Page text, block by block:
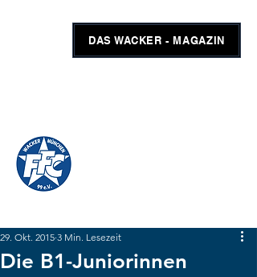
DAS WACKER - MAGAZIN
Die B1-Juniorinnen
29. Okt. 2015 3 Min. Lesezeit